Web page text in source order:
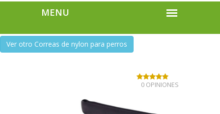
Ver otro Correas de nylon para perros
0 OPINIONES